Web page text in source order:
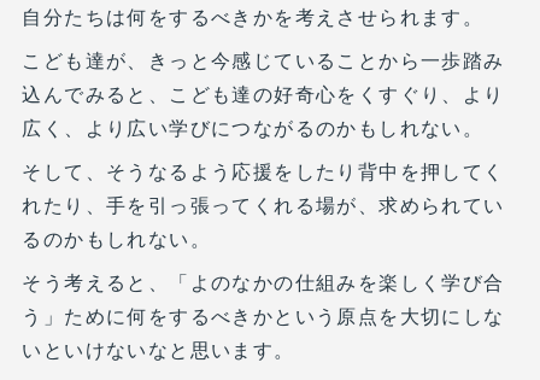
自分たちは何をするべきかを考えさせられます。
こども達が、きっと今感じていることから一歩踏み
込んでみると、こども達の好奇心をくすぐり、より
広く、より広い学びにつながるのかもしれない。
そして、そうなるよう応援をしたり背中を押してく
れたり、手を引っ張ってくれる場が、求められてい
るのかもしれない。
そう考えると、「よのなかの仕組みを楽しく学び合
う」ために何をするべきかという原点を大切にしな
いといけないなと思います。